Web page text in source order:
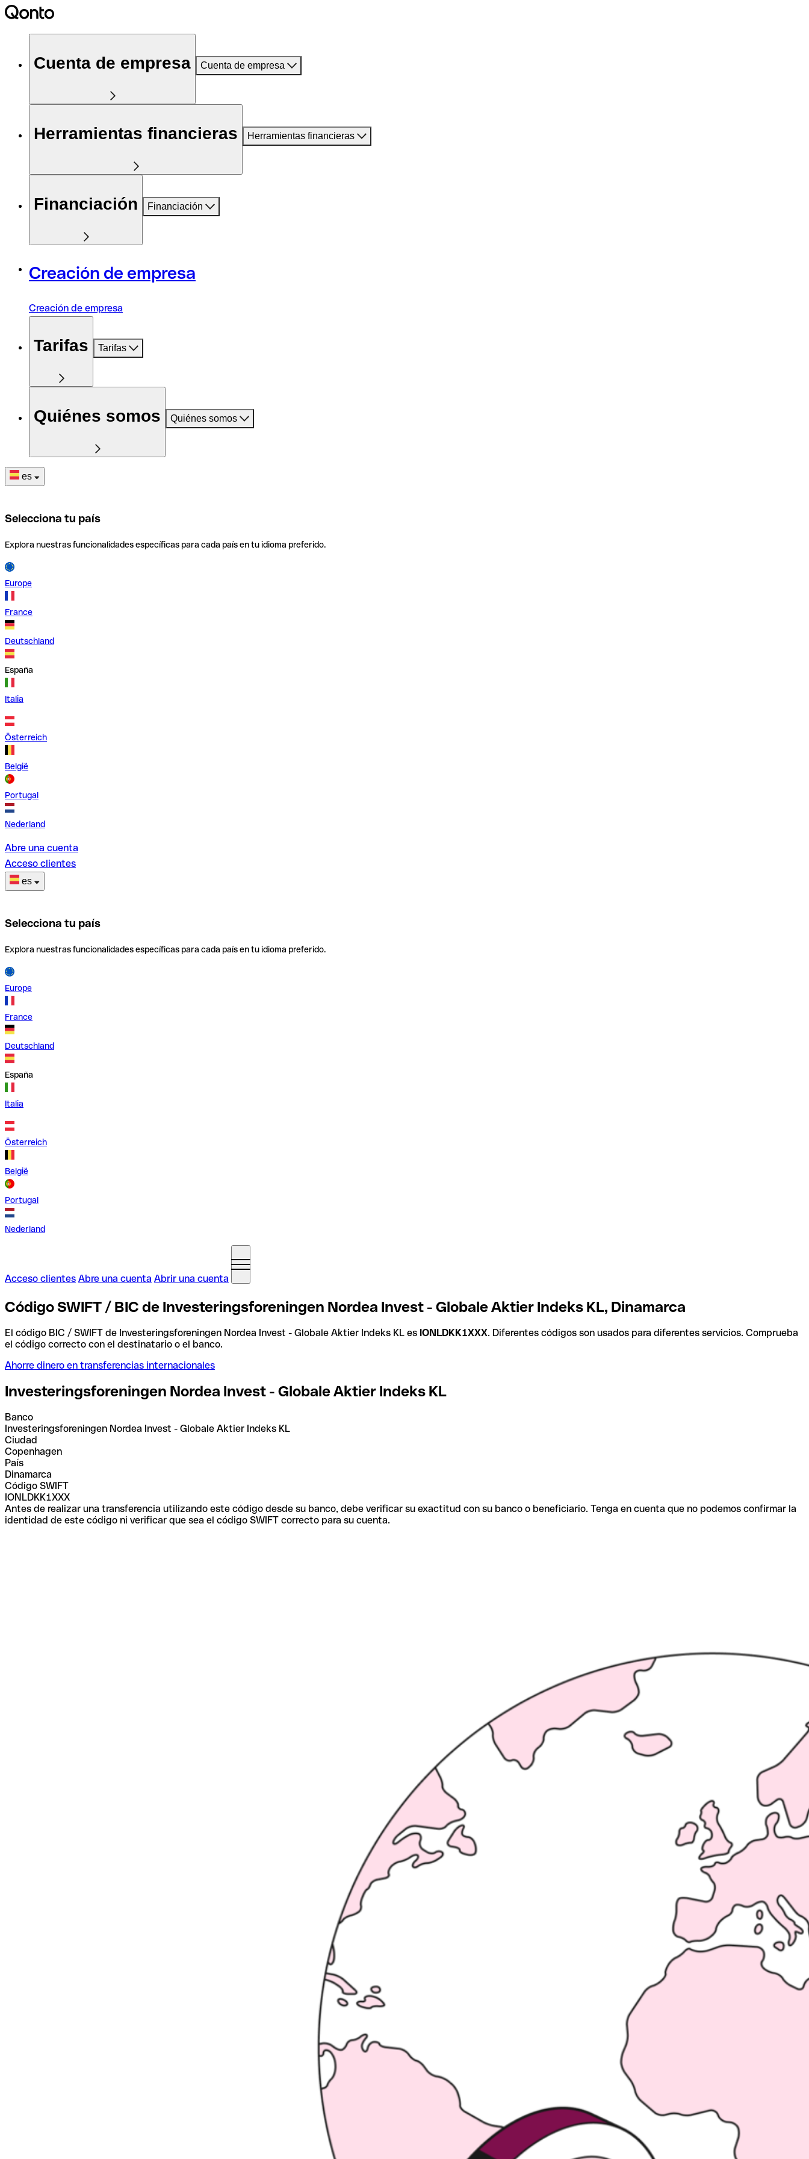
Cuenta de empresa Cuenta de empresa
Herramientas financieras Herramientas financieras
Financiación Financiación
Creación de empresa
Creación de empresa
Tarifas Tarifas
Quiénes somos Quiénes somos
es
Selecciona tu país
Explora nuestras funcionalidades específicas para cada país en tu idioma preferido.
Europe
France
Deutschland
España
Italia
Österreich
België
Portugal
Nederland
Abre una cuenta
Acceso clientes
es
Selecciona tu país
Explora nuestras funcionalidades específicas para cada país en tu idioma preferido.
Europe
France
Deutschland
España
Italia
Österreich
België
Portugal
Nederland
Acceso clientes Abre una cuenta Abrir una cuenta
Código SWIFT / BIC de Investeringsforeningen Nordea Invest - Globale Aktier Indeks KL, Dinamarca
El código BIC / SWIFT de Investeringsforeningen Nordea Invest - Globale Aktier Indeks KL es IONLDKK1XXX. Diferentes códigos son usados para diferentes servicios. Comprueba
el código correcto con el destinatario o el banco.
Ahorre dinero en transferencias internacionales
Investeringsforeningen Nordea Invest - Globale Aktier Indeks KL
Banco
Investeringsforeningen Nordea Invest - Globale Aktier Indeks KL
Ciudad
Copenhagen
País
Dinamarca
Código SWIFT
IONLDKK1XXX
Antes de realizar una transferencia utilizando este código desde su banco, debe verificar su exactitud con su banco o beneficiario. Tenga en cuenta que no podemos confirmar la
identidad de este código ni verificar que sea el código SWIFT correcto para su cuenta.